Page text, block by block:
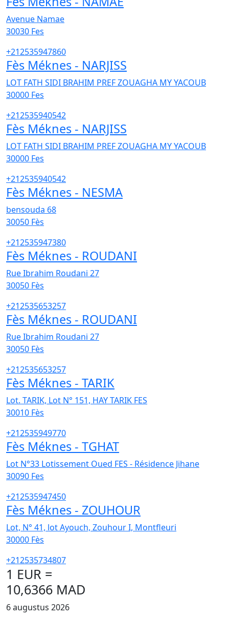
Avenue Namae
30030 Fes
+212535947860
Fès Méknes - NARJISS
LOT FATH SIDI BRAHIM PREF ZOUAGHA MY YACOUB
30000 Fes
+212535940542
Fès Méknes - NARJISS
LOT FATH SIDI BRAHIM PREF ZOUAGHA MY YACOUB
30000 Fes
+212535940542
Fès Méknes - NESMA
bensouda 68
30050 Fès
+212535947380
Fès Méknes - ROUDANI
Rue Ibrahim Roudani 27
30050 Fès
+212535653257
Fès Méknes - ROUDANI
Rue Ibrahim Roudani 27
30050 Fès
+212535653257
Fès Méknes - TARIK
Lot. TARIK, Lot N° 151, HAY TARIK FES
30010 Fès
+212535949770
Fès Méknes - TGHAT
Lot N°33 Lotissement Oued FES - Résidence Jihane
30090 Fes
+212535947450
Fès Méknes - ZOUHOUR
Lot, N° 41, lot Ayouch, Zouhour I, Montfleuri
30000 Fès
+212535734807
1 EUR =
10,6366 MAD
6 augustus 2026